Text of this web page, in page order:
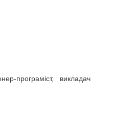
програміст, викладач